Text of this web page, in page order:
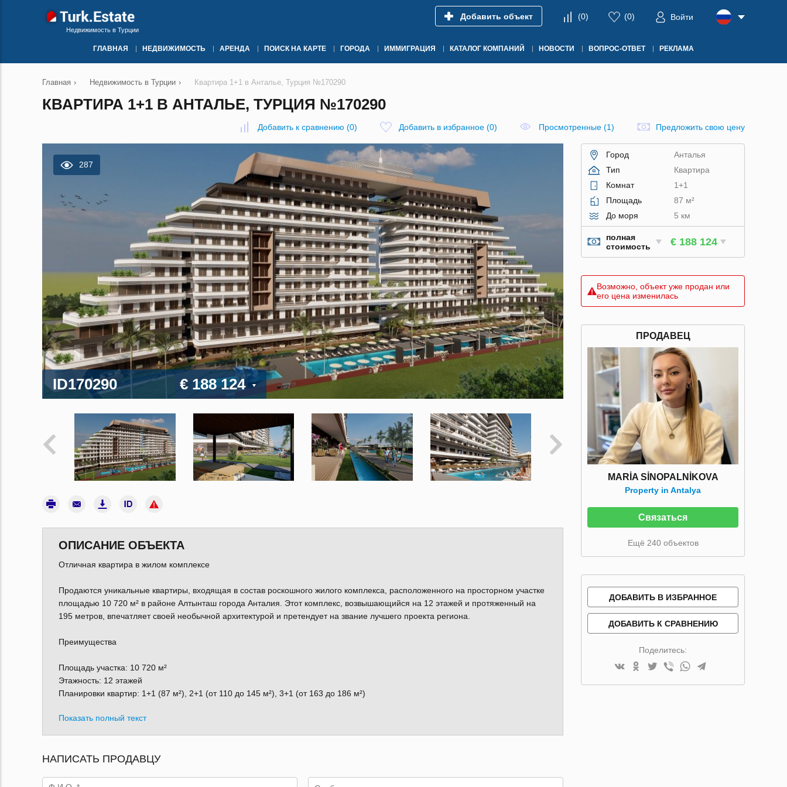
Недвижимость в Турции
Добавить объект (0) (0) Войти
ГЛАВНАЯ НЕДВИЖИМОСТЬ АРЕНДА ПОИСК НА КАРТЕ ГОРОДА ИММИГРАЦИЯ КАТАЛОГ КОМПАНИЙ НОВОСТИ ВОПРОС-ОТВЕТ РЕКЛАМА
Главная › Недвижимость в Турции › Квартира 1+1 в Анталье, Турция №170290
КВАРТИРА 1+1 В АНТАЛЬЕ, ТУРЦИЯ №170290
Добавить к сравнению (0) Добавить в избранное (0) Просмотренные (1) Предложить свою цену
287
ID170290 € 188 124
ОПИСАНИЕ ОБЪЕКТА
Отличная квартира в жилом комплексе
Продаются уникальные квартиры, входящая в состав роскошного жилого комплекса, расположенного на просторном участке
площадью 10 720 м² в районе Алтынташ города Анталия. Этот комплекс, возвышающийся на 12 этажей и протяженный на
195 метров, впечатляет своей необычной архитектурой и претендует на звание лучшего проекта региона.
Преимущества
Площадь участка: 10 720 м²
Этажность: 12 этажей
Планировки квартир: 1+1 (87 м²), 2+1 (от 110 до 145 м²), 3+1 (от 163 до 186 м²)
Показать полный текст
НАПИСАТЬ ПРОДАВЦУ
Город
Анталья
Тип
Квартира
Комнат
1+1
Площадь
87 м²
До моря
5 км
полная
стоимость
€ 188 124
Возможно, объект уже продан или
его цена изменилась
ПРОДАВЕЦ
MARİA SİNOPALNİKOVA
Property in Antalya
Связаться
Ещё 240 объектов
ДОБАВИТЬ В ИЗБРАННОЕ
ДОБАВИТЬ К СРАВНЕНИЮ
Поделитесь: